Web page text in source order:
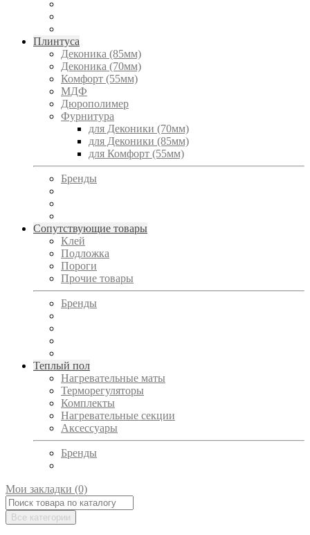
Плинтуса
Деконика (85мм)
Деконика (70мм)
Комфорт (55мм)
МДФ
Дюрополимер
Фурнитура
для Деконики (70мм)
для Деконики (85мм)
для Комфорт (55мм)
Бренды
Сопутствующие товары
Клей
Подложка
Пороги
Прочие товары
Бренды
Теплый пол
Нагревательные маты
Терморегуляторы
Комплекты
Нагревательные секции
Аксессуары
Бренды
Мои закладки (0)
Все категории